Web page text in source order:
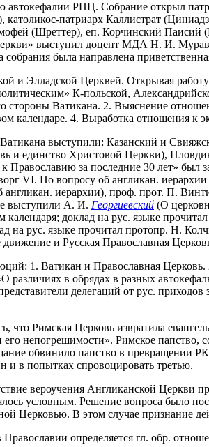
автокефалии РПЦ. Собрание открыл
патриарх Каллистрат
(Шреттер), еп. Корчинский Паисий
выступил доцент МДА Н. И.
была направлена
и Элладской Церквей. Открывая
К-польской,
стороны Ватикана. 2. Выяснение
календаре. 4. Выработка отношения к
выступили: Казанский и
и единство Христовой Церкви),
Православию за последние 30 лет» был
VI. По вопросу об англикан.
иерархии), проф. прот. П.
выступили А. И. Георгиевский (О
доклад на рус. языке
на рус. языке прочитал протопр. Н.
и Русская Православная
1. Ватикан и Православная
в обрядах в разных
делегаций от рус.
Римская Церковь извратила
непогрешимости». Римское
обвинило папство в превращении
и в попытках спровоцировать третью.
вероучения Англиканской Церкви
условным. Решение вопроса было
Церковью. В этом случае признание
определяется гл. обр.